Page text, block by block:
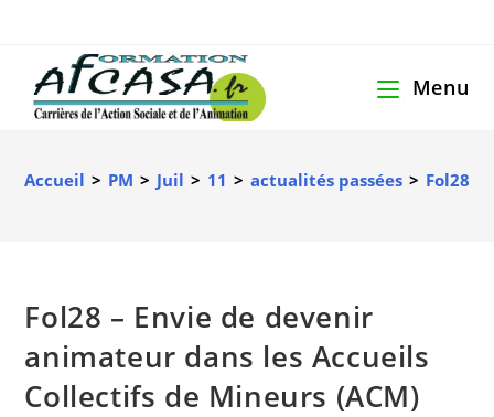
Menu
Accueil > PM > Juil > 11 > actualités passées > Fol28 –
Fol28 – Envie de devenir
animateur dans les Accueils
Collectifs de Mineurs (ACM)